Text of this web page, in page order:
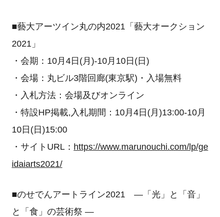
■藝大アーツイン丸の内2021「藝大オークション
2021」
・会期：10月4日(月)-10月10日(日)
・会場：丸ビル3階回廊(東京駅)・入場無料
・入札方法：会場及びオンライン
・特設HP掲載,入札期間：10月4日(月)13:00-10月
10日(日)15:00
・サイトURL： https://www.marunouchi.com/lp/ge
idaiarts2021/
■のせでんアートライン2021 ―「光」と「音」
と「食」の芸術祭 ―